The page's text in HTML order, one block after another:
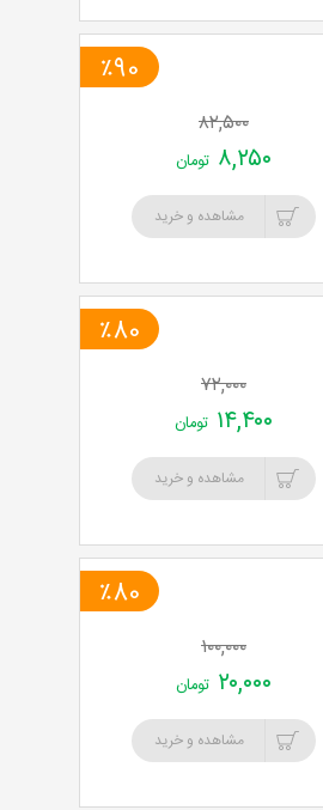
٪90
۸۲,۵۰۰
۸,۲۵۰ تومان
مشاهده و خرید
٪80
۷۲,۰۰۰
۱۴,۴۰۰ تومان
مشاهده و خرید
٪80
۱۰۰,۰۰۰
۲۰,۰۰۰ تومان
مشاهده و خرید